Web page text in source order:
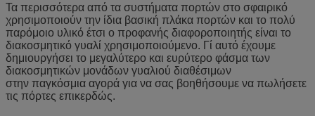
Τα περισσότερα από τα συστήματα πορτών στο σφαιρικό
χρησιμοποιούν την ίδια βασική πλάκα πορτών και το πολύ
παρόμοιο υλικό έτσι ο προφανής διαφοροποιητής είναι το
διακοσμητικό γυαλί χρησιμοποιούμενο. Γί αυτό έχουμε
δημιουργήσει το μεγαλύτερο και ευρύτερο φάσμα των
διακοσμητικών μονάδων γυαλιού διαθέσιμων
στην παγκόσμια αγορά για να σας βοηθήσουμε να πωλήσετε
τις πόρτες επικερδώς.